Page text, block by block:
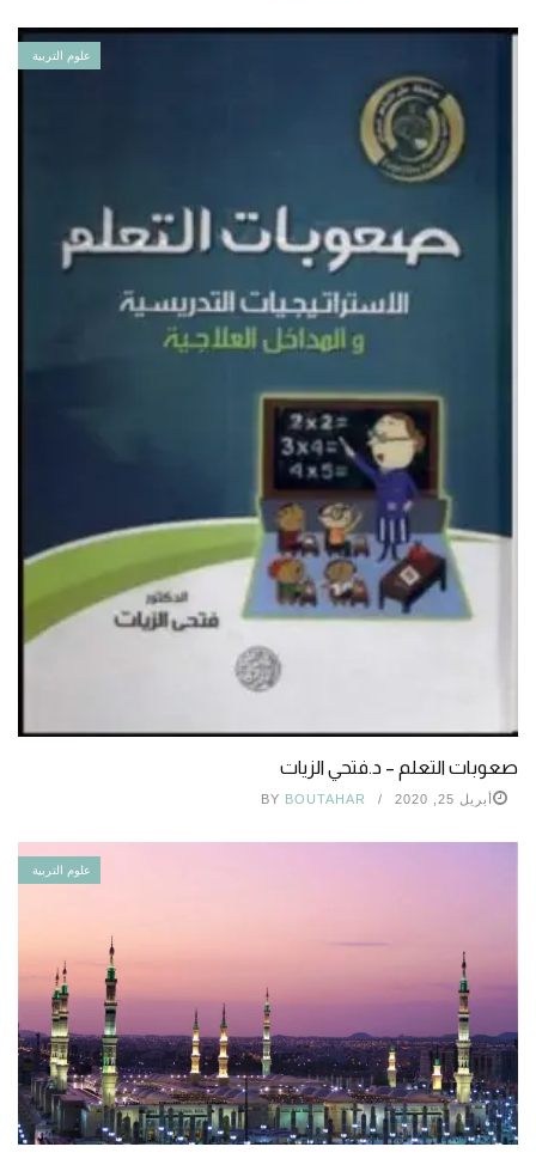
علوم التربية
صعوبات التعلم – د.فتحي الزيات
أبريل 25, 2020 BY BOUTAHAR
علوم التربية